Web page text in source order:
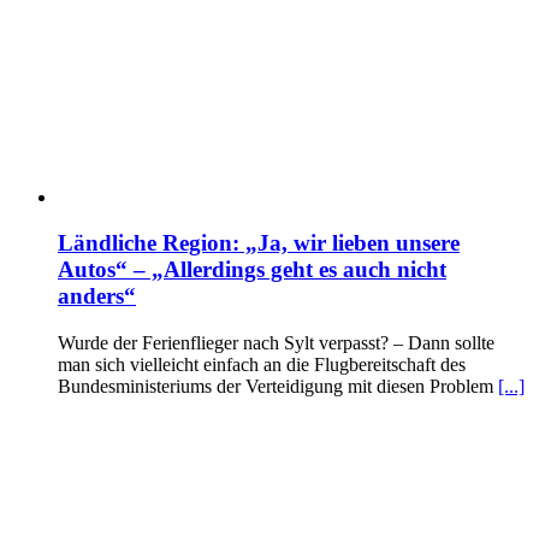
Ländliche Region: „Ja, wir lieben unsere
Autos“ – „Allerdings geht es auch nicht
anders“
Wurde der Ferienflieger nach Sylt verpasst? – Dann sollte
man sich vielleicht einfach an die Flugbereitschaft des
Bundesministeriums der Verteidigung mit diesen Problem [...]